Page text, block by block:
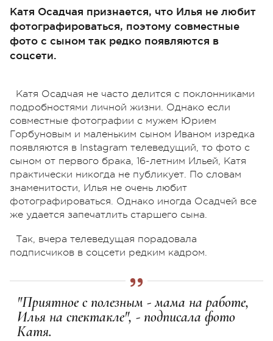
Катя Осадчая признается, что Илья не любит
фотографироваться, поэтому совместные
фото с сыном так редко появляются в
соцсети.
Катя Осадчая не часто делится с поклонниками
подробностями личной жизни. Однако если
совместные фотографии с мужем Юрием
Горбуновым и маленьким сыном Иваном изредка
появляются в Instagram телеведущий, то фото с
сыном от первого брака, 16-летним Ильей, Катя
практически никогда не публикует. По словам
знаменитости, Илья не очень любит
фотографироваться. Однако иногда Осадчей все
же удается запечатлить старшего сына.
Так, вчера телеведущая порадовала
подписчиков в соцсети редким кадром.
"Приятное с полезным - мама на работе,
Илья на спектакле", - подписала фото
Катя.